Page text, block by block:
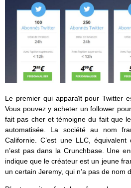
Le premier qui apparaît pour Twitter
Vous pouvez y acheter un follower
fait pas cher et témoigne du fait que
automatisée. La société au nom
Californie. C’est une LLC, équivalent
n’est pas dans la Crunchbase. Une
indique que le créateur est un jeune
un certain Jeremy, qui n’a pas de nom